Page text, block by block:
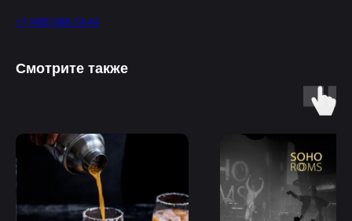
+7 (495) 988-74-44
Смотрите также